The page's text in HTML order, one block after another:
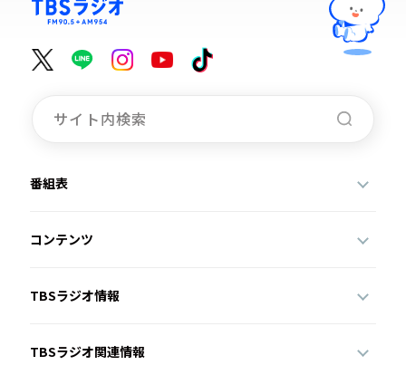
番組表
コンテンツ
TBSラジオ情報
TBSラジオ関連情報